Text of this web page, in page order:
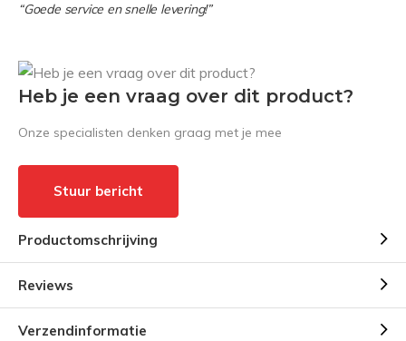
“Goede service en snelle levering!”
Heb je een vraag over dit product?
Onze specialisten denken graag met je mee
Stuur bericht
Productomschrijving
Reviews
Verzendinformatie